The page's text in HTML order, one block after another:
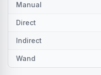
Manual
Direct
Indirect
Wand